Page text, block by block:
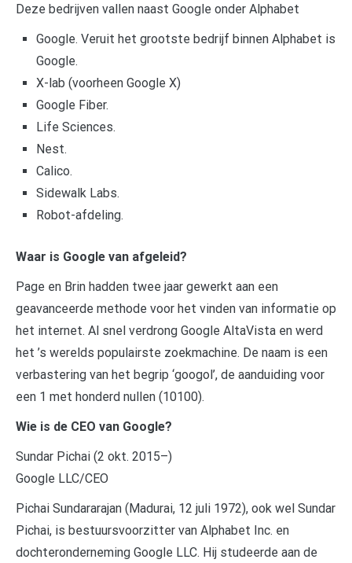
Deze bedrijven vallen naast Google onder Alphabet
Google. Veruit het grootste bedrijf binnen Alphabet is
Google.
X-lab (voorheen Google X)
Google Fiber.
Life Sciences.
Nest.
Calico.
Sidewalk Labs.
Robot-afdeling.
Waar is Google van afgeleid?
Page en Brin hadden twee jaar gewerkt aan een
geavanceerde methode voor het vinden van informatie op
het internet. Al snel verdrong Google AltaVista en werd
het ’s werelds populairste zoekmachine. De naam is een
verbastering van het begrip ‘googol’, de aanduiding voor
een 1 met honderd nullen (10100).
Wie is de CEO van Google?
Sundar Pichai (2 okt. 2015–)
Google LLC/CEO
Pichai Sundararajan (Madurai, 12 juli 1972), ook wel Sundar
Pichai, is bestuursvoorzitter van Alphabet Inc. en
dochteronderneming Google LLC. Hij studeerde aan de